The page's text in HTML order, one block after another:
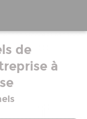
de
à